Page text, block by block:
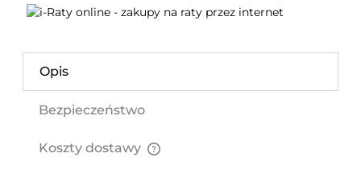
Opis
Bezpieczeństwo
Koszty dostawy